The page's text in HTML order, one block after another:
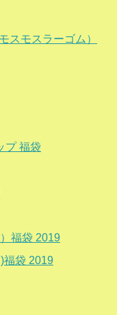
スモスラーゴム）
プ 福袋
福袋 2019
福袋 2019